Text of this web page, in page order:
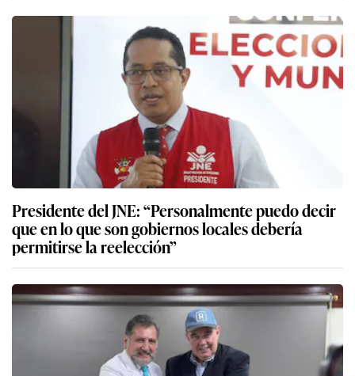
Presidente del JNE: “Personalmente puedo decir
que en lo que son gobiernos locales debería
permitirse la reelección”